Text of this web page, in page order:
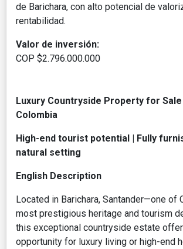
de Barichara, con alto potencial de
rentabilidad.
Valor de inversión:
COP $2.796.000.000
Luxury Countryside Property for
Colombia
High-end tourist potential | Fully
natural setting
English Description
Located in Barichara, Santander—one of
most prestigious heritage and tourism
this exceptional countryside estate
opportunity for luxury living or high-end